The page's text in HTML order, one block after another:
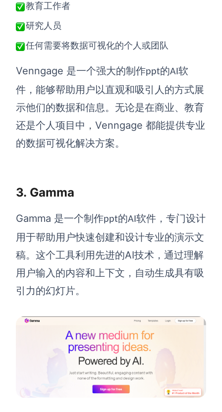
教育工作者
研究人员
任何需要将数据可视化的个人或团队
Venngage 是一个强大的制作ppt的AI 软
件 ，能够帮助用户以直观和吸引人的方式展
示他们的数据和信息。无论是在商业、教育
还是个人项目中， Venngage 都能提供专业
的数据可视化解决方案。
3. Gamma
Gamma 是一个制作ppt的AI 软件 ，专门设计
用于帮助用户快速创建和设计专业的演示文
稿。这个工具利用先进的AI技术，通过理解
用户输入的内容和上下文，自动生成具有吸
引力的幻灯片。